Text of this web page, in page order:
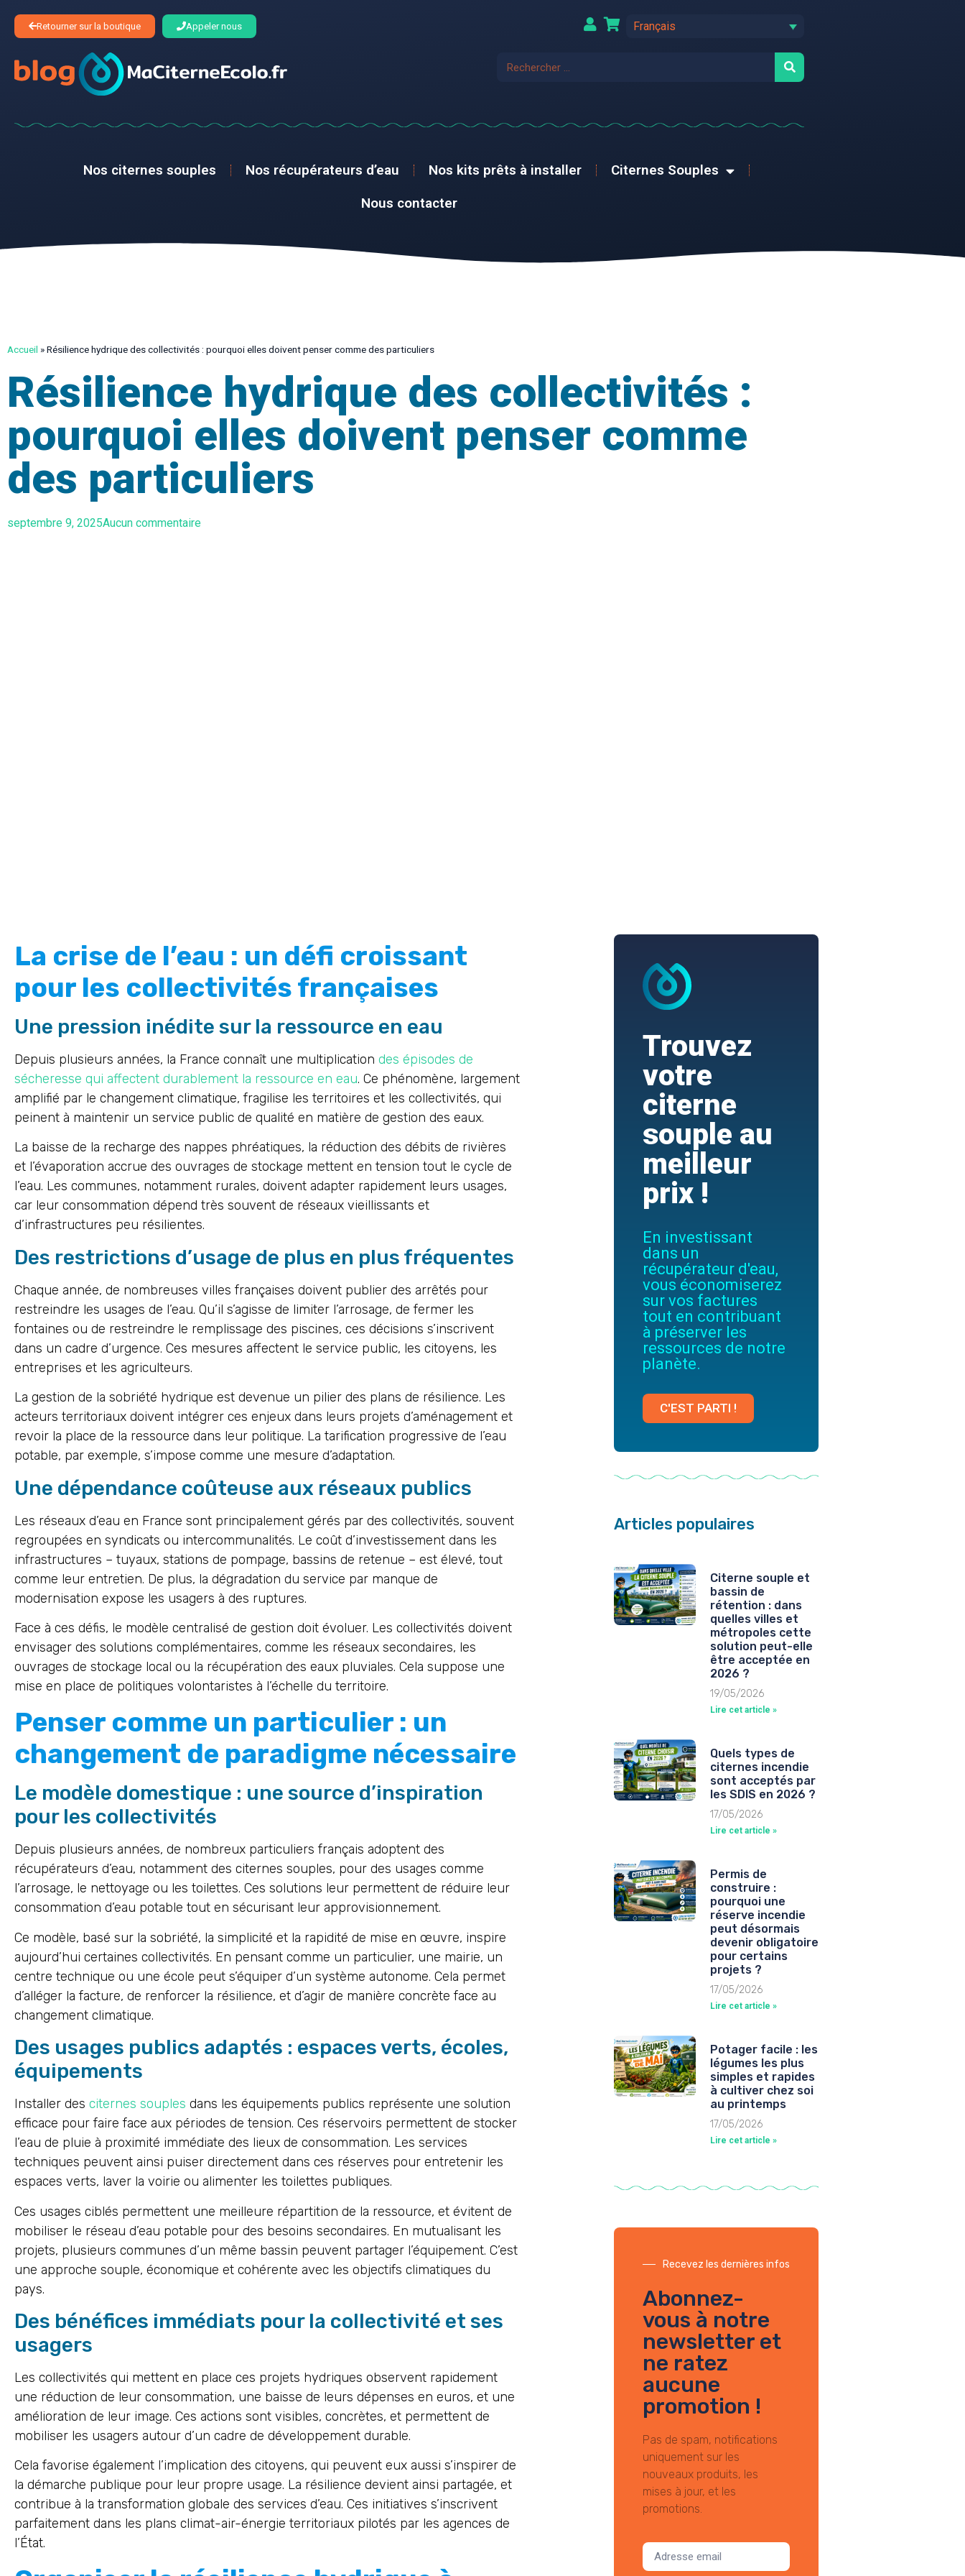
Retourner sur la boutique Appeler nous Français
Nos citernes souples Nos récupérateurs d’eau Nos kits prêts à installer
Citernes Souples
Nous contacter
Accueil »Résilience hydrique des collectivités : pourquoi elles doivent penser comme des particuliers
Résilience hydrique des collectivités :
pourquoi elles doivent penser comme
des particuliers
septembre 9, 2025Aucun commentaire
La crise de l’eau : un défi croissant
pour les collectivités françaises
Une pression inédite sur la ressource en eau
Depuis plusieurs années, la France connaît une multiplication des épisodes de
sécheresse qui affectent durablement la ressource en eau. Ce phénomène, largement
amplifié par le changement climatique, fragilise les territoires et les collectivités, qui
peinent à maintenir un service public de qualité en matière de gestion des eaux.
La baisse de la recharge des nappes phréatiques, la réduction des débits de rivières
et l’évaporation accrue des ouvrages de stockage mettent en tension tout le cycle de
l’eau. Les communes, notamment rurales, doivent adapter rapidement leurs usages,
car leur consommation dépend très souvent de réseaux vieillissants et
d’infrastructures peu résilientes.
Des restrictions d’usage de plus en plus fréquentes
Chaque année, de nombreuses villes françaises doivent publier des arrêtés pour
restreindre les usages de l’eau. Qu’il s’agisse de limiter l’arrosage, de fermer les
fontaines ou de restreindre le remplissage des piscines, ces décisions s’inscrivent
dans un cadre d’urgence. Ces mesures affectent le service public, les citoyens, les
entreprises et les agriculteurs.
La gestion de la sobriété hydrique est devenue un pilier des plans de résilience. Les
acteurs territoriaux doivent intégrer ces enjeux dans leurs projets d’aménagement et
revoir la place de la ressource dans leur politique. La tarification progressive de l’eau
potable, par exemple, s’impose comme une mesure d’adaptation.
Une dépendance coûteuse aux réseaux publics
Les réseaux d’eau en France sont principalement gérés par des collectivités, souvent
regroupées en syndicats ou intercommunalités. Le coût d’investissement dans les
infrastructures – tuyaux, stations de pompage, bassins de retenue – est élevé, tout
comme leur entretien. De plus, la dégradation du service par manque de
modernisation expose les usagers à des ruptures.
Face à ces défis, le modèle centralisé de gestion doit évoluer. Les collectivités doivent
envisager des solutions complémentaires, comme les réseaux secondaires, les
ouvrages de stockage local ou la récupération des eaux pluviales. Cela suppose une
mise en place de politiques volontaristes à l’échelle du territoire.
Penser comme un particulier : un
changement de paradigme nécessaire
Le modèle domestique : une source d’inspiration
pour les collectivités
Depuis plusieurs années, de nombreux particuliers français adoptent des
récupérateurs d’eau, notamment des citernes souples, pour des usages comme
l’arrosage, le nettoyage ou les toilettes. Ces solutions leur permettent de réduire leur
consommation d’eau potable tout en sécurisant leur approvisionnement.
Ce modèle, basé sur la sobriété, la simplicité et la rapidité de mise en œuvre, inspire
aujourd’hui certaines collectivités. En pensant comme un particulier, une mairie, un
centre technique ou une école peut s’équiper d’un système autonome. Cela permet
d’alléger la facture, de renforcer la résilience, et d’agir de manière concrète face au
changement climatique.
Des usages publics adaptés : espaces verts, écoles,
équipements
Installer des citernes souples dans les équipements publics représente une solution
efficace pour faire face aux périodes de tension. Ces réservoirs permettent de stocker
l’eau de pluie à proximité immédiate des lieux de consommation. Les services
techniques peuvent ainsi puiser directement dans ces réserves pour entretenir les
espaces verts, laver la voirie ou alimenter les toilettes publiques.
Ces usages ciblés permettent une meilleure répartition de la ressource, et évitent de
mobiliser le réseau d’eau potable pour des besoins secondaires. En mutualisant les
projets, plusieurs communes d’un même bassin peuvent partager l’équipement. C’est
une approche souple, économique et cohérente avec les objectifs climatiques du
pays.
Des bénéfices immédiats pour la collectivité et ses
usagers
Les collectivités qui mettent en place ces projets hydriques observent rapidement
une réduction de leur consommation, une baisse de leurs dépenses en euros, et une
amélioration de leur image. Ces actions sont visibles, concrètes, et permettent de
mobiliser les usagers autour d’un cadre de développement durable.
Cela favorise également l’implication des citoyens, qui peuvent eux aussi s’inspirer de
la démarche publique pour leur propre usage. La résilience devient ainsi partagée, et
contribue à la transformation globale des services d’eau. Ces initiatives s’inscrivent
parfaitement dans les plans climat-air-énergie territoriaux pilotés par les agences de
l’État.
Trouvez
votre
citerne
souple au
meilleur
prix !
En investissant
dans un
récupérateur d'eau,
vous économiserez
sur vos factures
tout en contribuant
à préserver les
ressources de notre
planète.
C'EST PARTI !
Articles populaires
Citerne souple et
bassin de
rétention : dans
quelles villes et
métropoles cette
solution peut-elle
être acceptée en
2026 ?
19/05/2026
Lire cet article »
Quels types de
citernes incendie
sont acceptés par
les SDIS en 2026 ?
17/05/2026
Lire cet article »
Permis de
construire :
pourquoi une
réserve incendie
peut désormais
devenir obligatoire
pour certains
projets ?
17/05/2026
Lire cet article »
Potager facile : les
légumes les plus
simples et rapides
à cultiver chez soi
au printemps
17/05/2026
Lire cet article »
Recevez les dernières infos
Abonnez-
vous à notre
newsletter et
ne ratez
aucune
promotion !
Pas de spam, notifications
uniquement sur les
nouveaux produits, les
mises à jour, et les
promotions.